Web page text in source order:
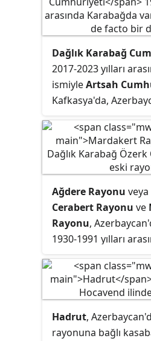
etmeyen Azeriler
ve Sovyetler Birliği'nin
ile Ermenistan
dönüşen Şubat 1988-
tarihleri arasında
Savaş öncesinde ve
çatışmaların sıcak
dönüşmesi
Pogromu, Kirovabad
Bakü Pogromu gibi
Hocalı Katliamı,
Kuşçular Katliamı ve
Katliamı gibi
Dağlık Karabağ
2017-2023 yılları
ismiyleArtsah
Kafkasya'da,
de factodevletti.
Devleti'nin 2023
egemenliğini tesis
ardından
Ağdere Rayonu veya
Cerabert Rayonu ve
Rayonu,
1930-1991 yılları
Cumhuriyeti'nin
Özerk Oblastı'na
2023 yılları arasında
içerisinde
Terter ve Ağdam
Hadrut,
rayonuna bağlı